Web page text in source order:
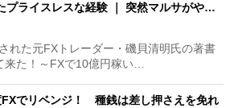
プライスレスな経験 ｜ 突然マルサがや…
れた元FXトレーダー・磯貝清明氏の著書
来た！～FXで10億円稼い…
FXでリベンジ！ 種銭は差し押さえを免れ